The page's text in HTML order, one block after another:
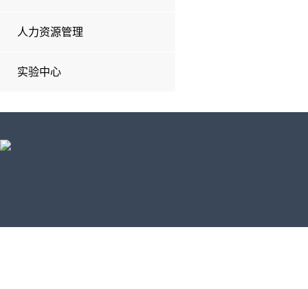
人力资源管理
实验中心